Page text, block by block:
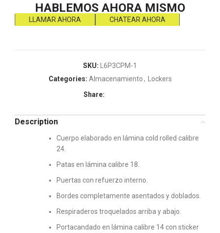
HABLEMOS AHORA MISMO
LLAMAR AHORA CHATEAR AHORA
SKU:
L6P3CPM-1
Categories: Almacenamiento,
Lockers
Share:
Description
Cuerpo elaborado en lámina cold rolled calibre
24.
Patas en lámina calibre 18.
Puertas con refuerzo interno.
Bordes completamente asentados y doblados.
Respiraderos troquelados arriba y abajo.
Portacandado en lámina calibre 14 con sticker